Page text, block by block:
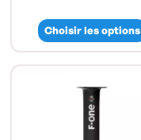
Choisir les options